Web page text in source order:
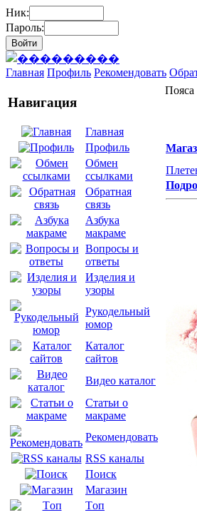
Ник:
Пароль:
Главная Профиль Рекомендовать
Навигация
Главная
Профиль
Обмен
ссылками
Обратная
связь
Азбука
макраме
Вопросы и
ответы
Изделия и
узоры
Рукодельный
юмор
Каталог
сайтов
Видео каталог
Статьи о
макраме
Рекомендовать
RSS каналы
Поиск
Магазин
Tоп
Пояса